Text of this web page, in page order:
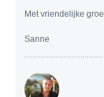
Met vriendelijke
Sanne